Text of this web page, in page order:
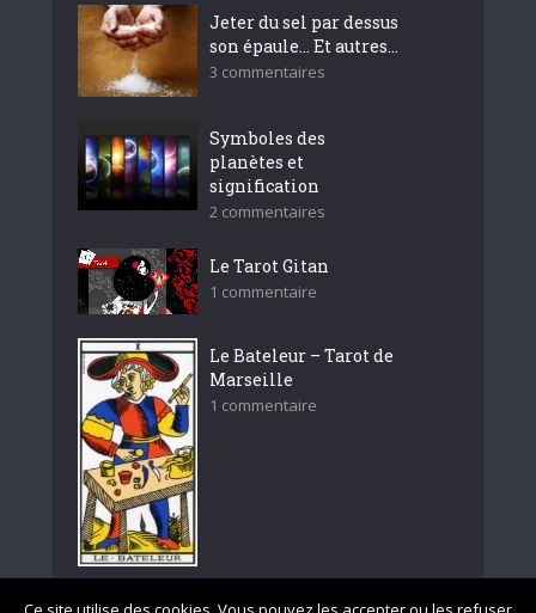
Jeter du sel par dessus
son épaule… Et autres...
3 commentaires
Symboles des
planètes et
signification
2 commentaires
Le Tarot Gitan
1 commentaire
Le Bateleur – Tarot de
Marseille
1 commentaire